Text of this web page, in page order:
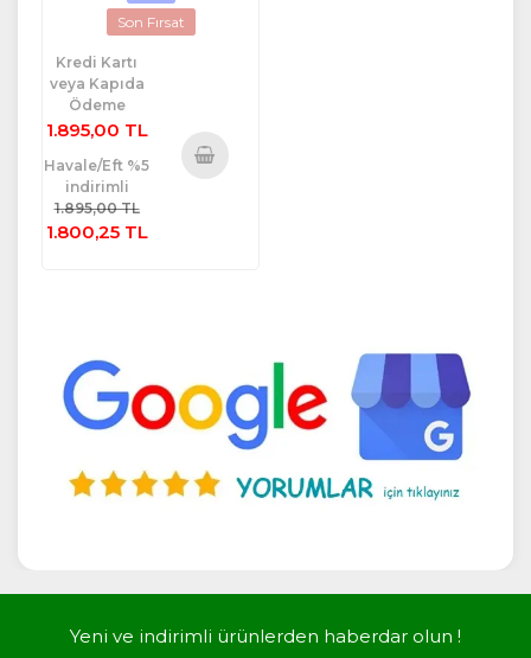
Son Fırsat
Kredi Kartı
veya Kapıda
Ödeme
1.895,00 TL
Havale/Eft %5
indirimli
1.895,00 TL
1.800,25 TL
Yeni ve indirimli ürünlerden haberdar olun !